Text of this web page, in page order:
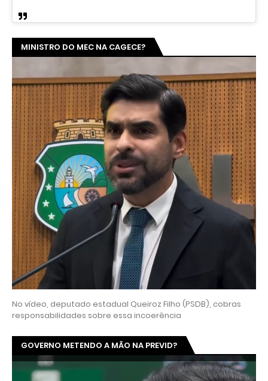
MINISTRO DO MEC NA CAGECE?
No vídeo, deputado estadual Queiroz Filho (PSDB), cobras
responsabilidades sobre essa incoerência
GOVERNO METENDO A MÃO NA PREVID?